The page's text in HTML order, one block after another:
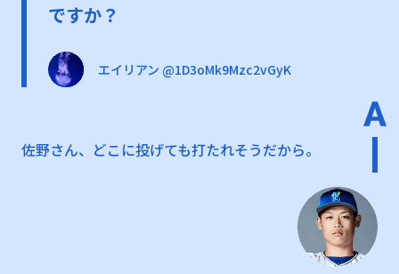
ですか？
エイリアン @1D3oMk9Mzc2vGyK
佐野さん、どこに投げても打たれそうだから。